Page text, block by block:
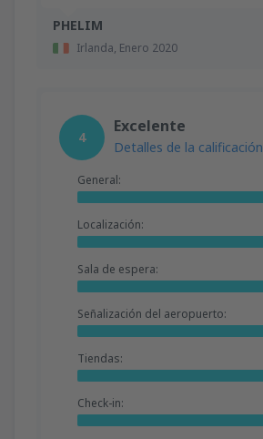
PHELIM
Irlanda, Enero 2020
4
Excelente
Detalles de la calificación
General:
Localización:
Sala de espera:
Señalización del aeropuerto:
Tiendas:
Check-in: